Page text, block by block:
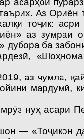
асарҳои
Аз
тоҷик:
аз зумраи
ба
аз ҷумла,
мардумӣ,
нуҳ асари
— «Тоҷикон